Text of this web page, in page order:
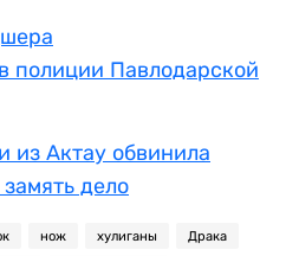
полиции Павлодарской
из Актау обвинила
дело
нож хулиганы Драка